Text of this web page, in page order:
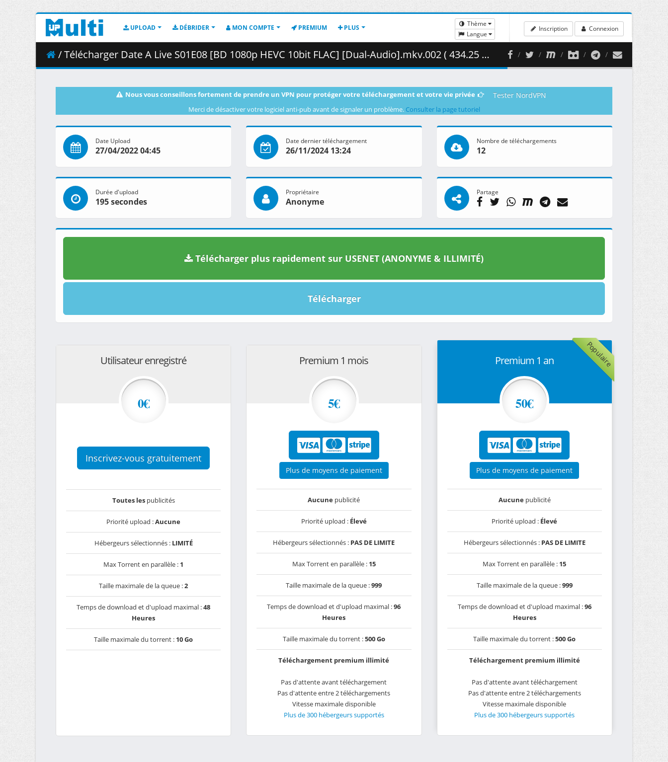
UPLOAD DÉBRIDER MON COMPTE PREMIUM PLUS
Thème
Langue
Inscription Connexion
/ Télécharger Date A Live S01E08 [BD 1080p HEVC 10bit FLAC] [Dual-Audio].mkv.002 ( 434.25 MB )
Nous vous conseillons fortement de prendre un VPN pour protéger votre téléchargement et votre vie privée Tester NordVPN
Merci de désactiver votre logiciel anti-pub avant de signaler un problème. Consulter la page tutoriel
Date Upload
27/04/2022 04:45
Date dernier téléchargement
26/11/2024 13:24
Nombre de téléchargements
12
Durée d'upload
195 secondes
Propriétaire
Anonyme
Partage
Télécharger plus rapidement sur USENET (ANONYME & ILLIMITÉ)
Télécharger
Utilisateur enregistré
0€
Inscrivez-vous gratuitement
Toutes lespublicités
Priorité upload :Aucune
Hébergeurs sélectionnés : LIMITÉ
Max Torrent en parallèle : 1
Taille maximale de la queue :2
Temps de download et d'upload maximal :48
Heures
Taille maximale du torrent : 10 Go
Premium 1 mois
5€
Plus de moyens de paiement
Aucune publicité
Priorité upload : Élevé
Hébergeurs sélectionnés : PAS DE LIMITE
Max Torrent en parallèle : 15
Taille maximale de la queue :999
Temps de download et d'upload maximal :96
Heures
Taille maximale du torrent :500 Go
Téléchargement premium illimité
Pas d'attente avant téléchargement
Pas d'attente entre 2 téléchargements
Vitesse maximale disponible
Plus de 300 hébergeurs supportés
Populaire
Premium 1 an
50€
Plus de moyens de paiement
Aucunepublicité
Priorité upload : Élevé
Hébergeurs sélectionnés : PAS DE LIMITE
Max Torrent en parallèle : 15
Taille maximale de la queue :999
Temps de download et d'upload maximal :96
Heures
Taille maximale du torrent :500 Go
Téléchargement premium illimité
Pas d'attente avant téléchargement
Pas d'attente entre 2 téléchargements
Vitesse maximale disponible
Plus de 300 hébergeurs supportés